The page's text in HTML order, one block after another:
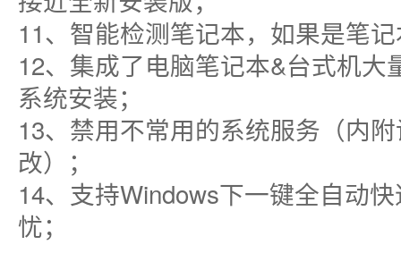
11、智能检测笔记本，如果是笔
12、集成了电脑笔记本&台式机
系统安装；
13、禁用不常用的系统服务（内
改）；
14、支持Windows下一键全自动
忧；